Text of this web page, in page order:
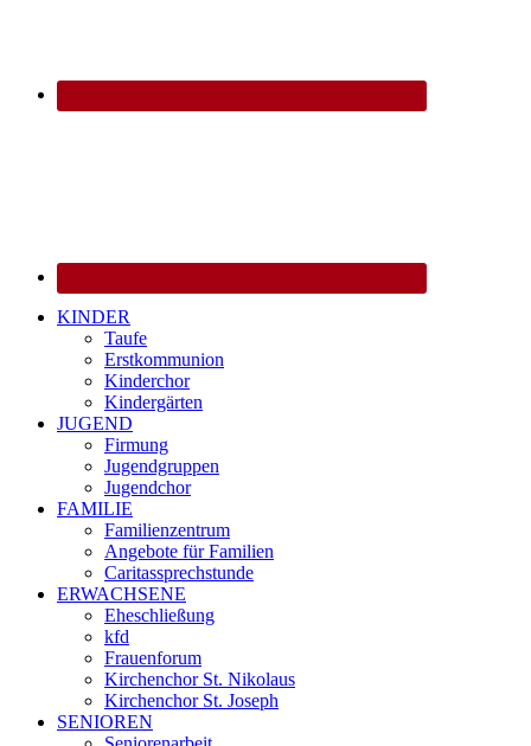
KINDER
Taufe
Erstkommunion
Kinderchor
Kindergärten
JUGEND
Firmung
Jugendgruppen
Jugendchor
FAMILIE
Familienzentrum
Angebote für Familien
Caritassprechstunde
ERWACHSENE
Eheschließung
kfd
Frauenforum
Kirchenchor St. Nikolaus
Kirchenchor St. Joseph
SENIOREN